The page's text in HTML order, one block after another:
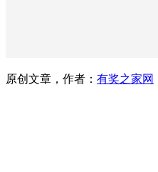
原创文章，作者： 有奖之家网